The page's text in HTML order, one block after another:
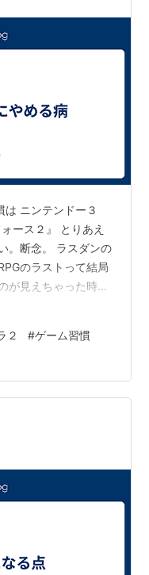
ニンテンドー３
ース２』 とりあえ
。断念。 ラスダンの
のラストって結局
が見えちゃった時点
なアイテムが手に入
クが好き。 というわ
てないので説得力は
フィールド探索にも
、退屈することなく
２ #ゲーム習慣